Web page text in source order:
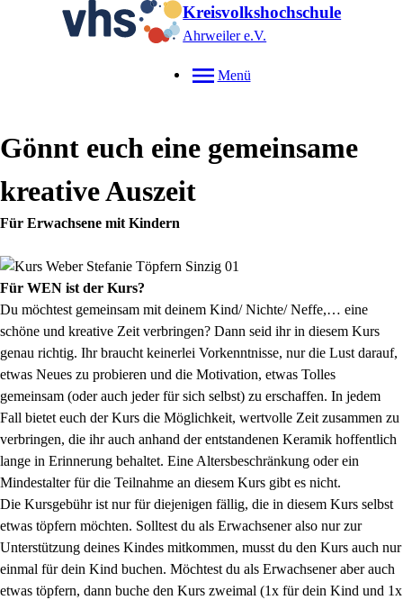
Kreisvolkshochschule
Ahrweiler e.V.
Menü
Gönnt euch eine gemeinsame
kreative Auszeit
Für Erwachsene mit Kindern
Für WEN ist der Kurs?
Du möchtest gemeinsam mit deinem Kind/ Nichte/ Neffe,… eine
schöne und kreative Zeit verbringen? Dann seid ihr in diesem Kurs
genau richtig. Ihr braucht keinerlei Vorkenntnisse, nur die Lust darauf,
etwas Neues zu probieren und die Motivation, etwas Tolles
gemeinsam (oder auch jeder für sich selbst) zu erschaffen. In jedem
Fall bietet euch der Kurs die Möglichkeit, wertvolle Zeit zusammen zu
verbringen, die ihr auch anhand der entstandenen Keramik hoffentlich
lange in Erinnerung behaltet. Eine Altersbeschränkung oder ein
Mindestalter für die Teilnahme an diesem Kurs gibt es nicht.
Die Kursgebühr ist nur für diejenigen fällig, die in diesem Kurs selbst
etwas töpfern möchten. Solltest du als Erwachsener also nur zur
Unterstützung deines Kindes mitkommen, musst du den Kurs auch nur
einmal für dein Kind buchen. Möchtest du als Erwachsener aber auch
etwas töpfern, dann buche den Kurs zweimal (1x für dein Kind und 1x